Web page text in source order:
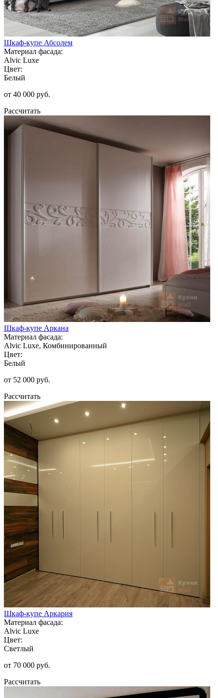
Шкаф-купе Абсолем
Материал фасада:
Alvic Luxe
Цвет:
Белый
от 40 000 руб.
Рассчитать
Шкаф-купе Аркана
Материал фасада:
Alvic Luxe, Комбинированный
Цвет:
Белый
от 52 000 руб.
Рассчитать
Шкаф-купе Аркария
Материал фасада:
Alvic Luxe
Цвет:
Светлый
от 70 000 руб.
Рассчитать